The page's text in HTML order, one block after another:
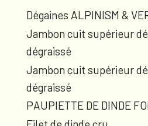
Dégaines ALPINISM &
Jambon cuit supérieur
dégraissé
Jambon cuit supérieur
dégraissé
PAUPIETTE DE DINDE